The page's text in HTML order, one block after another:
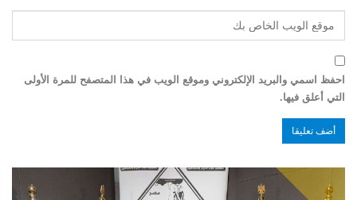
احفظ اسمي والبريد الإلكتروني وموقع الويب في هذا المتصفح للمرة الأولى
التي أعلق فيها.